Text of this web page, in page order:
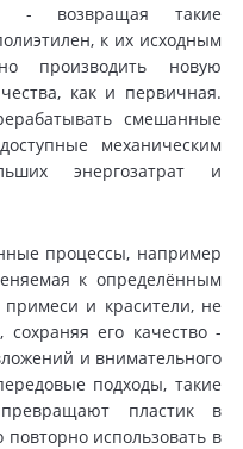
- возвращая такие
к их исходным
производить новую
как и первичная.
смешанные
механическим
энергозатрат и
процессы, например
к определённым
и красители, не
его качество -
и внимательного
подходы, такие
пластик в
использовать в